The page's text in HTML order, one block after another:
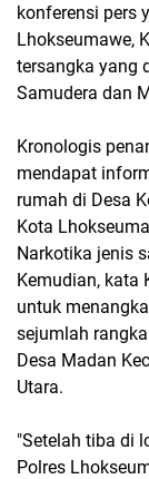
konferensi pers
Lhokseumawe,
tersangka yang
Samudera dan
Kronologis
mendapat
rumah di Desa
Kota
Narkotika jenis
Kemudian, kata
untuk
sejumlah
Desa Madan
Utara.
"Setelah tiba di
Polres